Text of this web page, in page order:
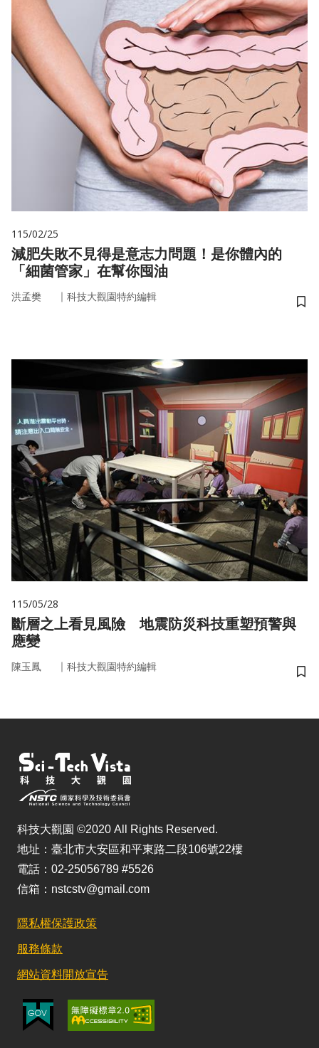
115/02/25
減肥失敗不見得是意志力問題！是你體內的
「細菌管家」在幫你囤油
洪孟樊 ｜ 科技大觀園特約編輯
儲
115/05/28
斷層之上看見風險 地震防災科技重塑預警與
應變
陳玉鳳 ｜ 科技大觀園特約編輯
儲
科技大觀園 ©2020 All Rights Reserved.
地址：臺北市大安區和平東路二段106號22樓
電話：02-25056789 #5526
信箱：nstcstv@gmail.com
隱私權保護政策
服務條款
網站資料開放宣告